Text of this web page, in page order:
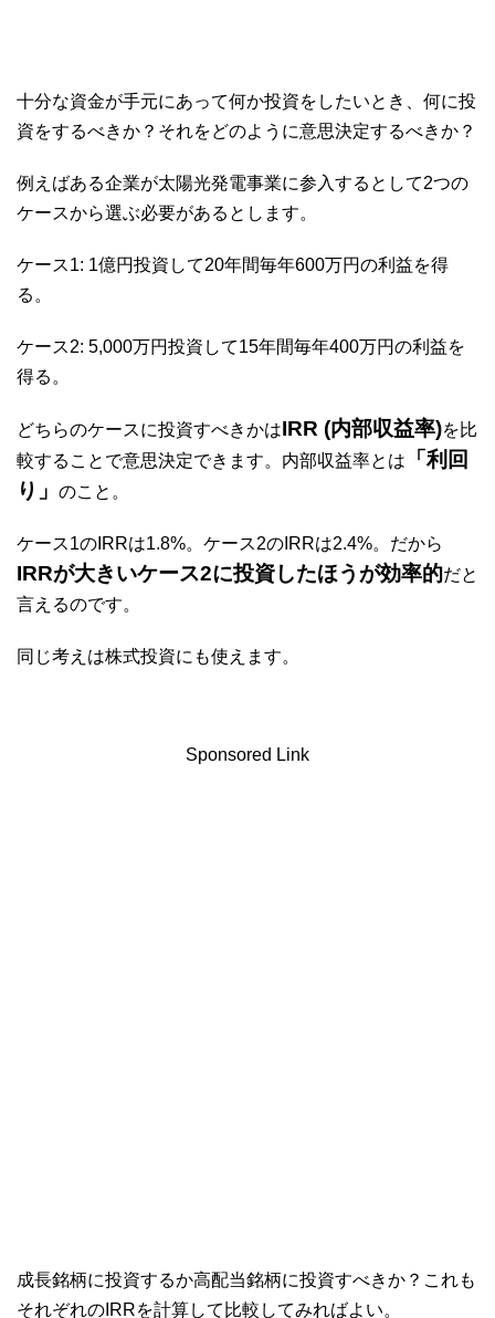
十分な資金が手元にあって何か投資をしたいとき、何に投
資をするべきか？それをどのように意思決定するべきか？
例えばある企業が太陽光発電事業に参入するとして2つの
ケースから選ぶ必要があるとします。
ケース1: 1億円投資して20年間毎年600万円の利益を得
る。
ケース2: 5,000万円投資して15年間毎年400万円の利益を
得る。
どちらのケースに投資すべきかはIRR (内部収益率)を比
較することで意思決定できます。内部収益率とは
「利回
り」 のこと。
ケース1のIRRは1.8%。ケース2のIRRは2.4%。だから
IRRが大きいケース2に投資したほうが効率的だと
言えるのです。
同じ考えは株式投資にも使えます。
Sponsored Link
成長銘柄に投資するか高配当銘柄に投資すべきか？これも
それぞれのIRRを計算して比較してみればよい。